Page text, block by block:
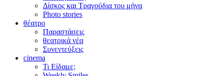
Δίσκος και Τραγούδια του μήνα
Photo stories
θέατρο
Παραστάσεις
θεατρικά νέα
Συνεντεύξεις
cinema
Τι Είδαμε;